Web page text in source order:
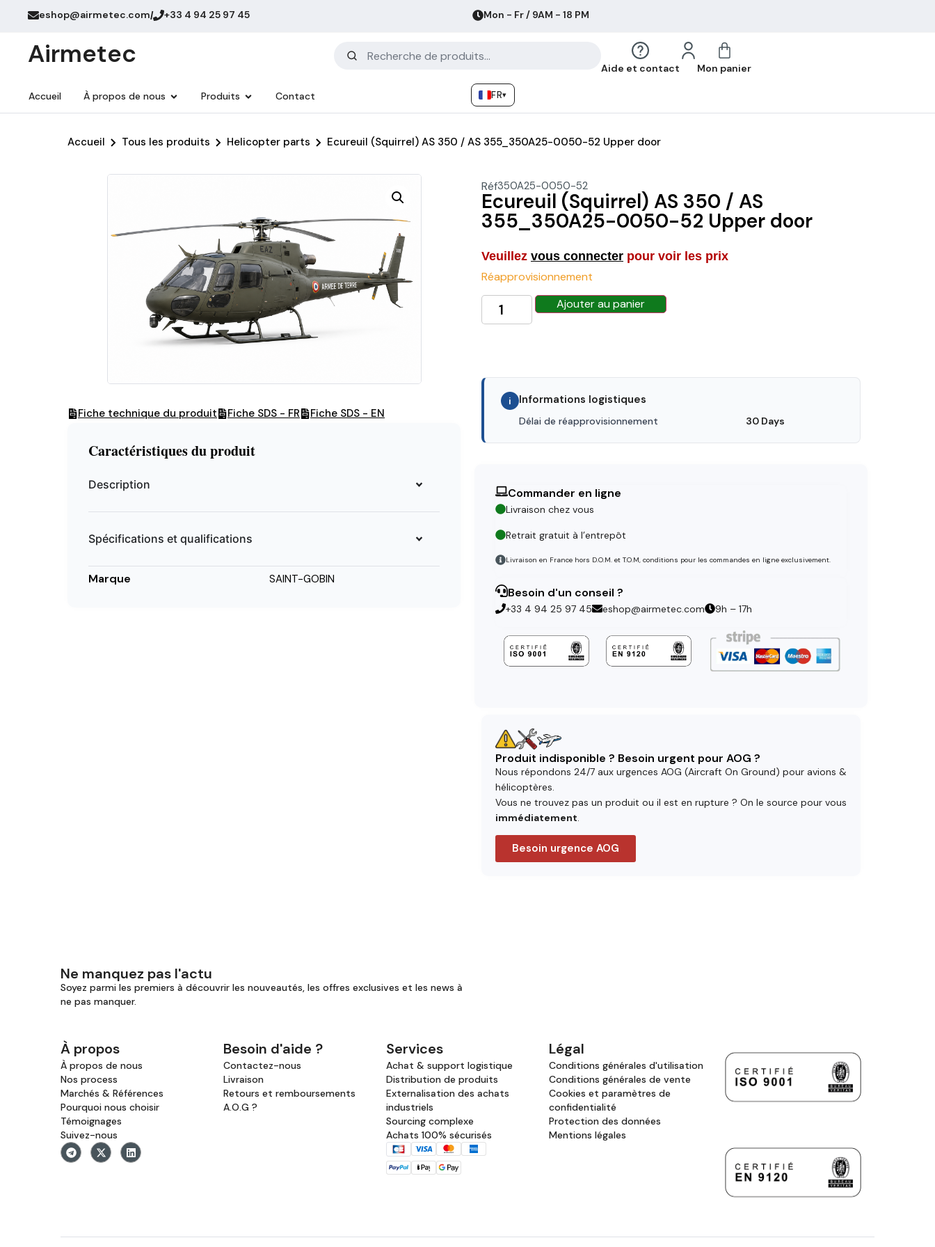
eshop@airmetec.com/ +33 4 94 25 97 45 Mon - Fr / 9AM - 18 PM
Airmetec Aide et contact Mon panier
Accueil À propos de nous Produits Contact FR▾
Accueil Tous les produits Helicopter parts Ecureuil (Squirrel) AS 350 / AS 355_350A25-0050-52 Upper door
Réf350A25-0050-52
Ecureuil (Squirrel) AS 350 / AS
355_350A25-0050-52 Upper door
Veuillez vous connecter pour voir les prix
Réapprovisionnement
Ajouter au panier
i Informations logistiques
Délai de réapprovisionnement 30 Days
Commander en ligne
Livraison chez vous
Retrait gratuit à l’entrepôt
Livraison en France hors D.O.M. et T.O.M, conditions pour les commandes en ligne exclusivement.
Besoin d'un conseil ?
+33 4 94 25 97 45 eshop@airmetec.com 9h – 17h
Produit indisponible ? Besoin urgent pour AOG ?
Nous répondons 24/7 aux urgences AOG (Aircraft On Ground) pour avions &
hélicoptères.
Vous ne trouvez pas un produit ou il est en rupture ? On le source pour vous
immédiatement.
Besoin urgence AOG
Fiche technique du produit Fiche SDS - FR Fiche SDS - EN
Caractéristiques du produit
Description
Spécifications et qualifications
Marque SAINT-GOBIN
Ne manquez pas l'actu
Soyez parmi les premiers à découvrir les nouveautés, les offres exclusives et les news à
ne pas manquer.
À propos
À propos de nous
Nos process
Marchés & Références
Pourquoi nous choisir
Témoignages
Suivez-nous
Besoin d'aide ?
Contactez-nous
Livraison
Retours et remboursements
A.O.G ?
Services
Achat & support logistique
Distribution de produits
Externalisation des achats
industriels
Sourcing complexe
Achats 100% sécurisés
Légal
Conditions générales d'utilisation
Conditions générales de vente
Cookies et paramètres de
confidentialité
Protection des données
Mentions légales